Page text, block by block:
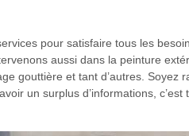
pour satisfaire tous les
aussi dans la peinture
gouttière et tant d’autres. Soyez
un surplus d’informations,